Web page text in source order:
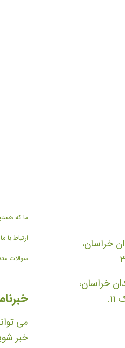
خراسان،
خراسان،
ما که
ارتباط با ما
سوالات
می
خبر